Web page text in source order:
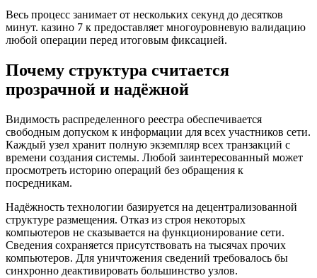
Весь процесс занимает от нескольких секунд до десятков
минут. казино 7 к предоставляет многоуровневую валидацию
любой операции перед итоговым фиксацией.
Почему структура считается
прозрачной и надёжной
Видимость распределенного реестра обеспечивается
свободным допуском к информации для всех участников сети.
Каждый узел хранит полную экземпляр всех транзакций с
времени создания системы. Любой заинтересованный может
просмотреть историю операций без обращения к
посредникам.
Надёжность технологии базируется на децентрализованной
структуре размещения. Отказ из строя некоторых
компьютеров не сказывается на функционирование сети.
Сведения сохраняется присутствовать на тысячах прочих
компьютеров. Для уничтожения сведений требовалось бы
синхронно деактивировать большинство узлов.